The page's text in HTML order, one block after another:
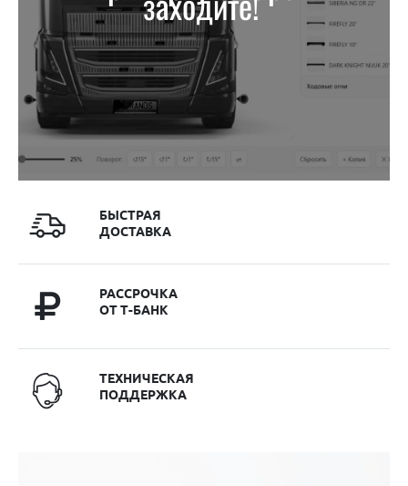
БЫСТРАЯ
ДОСТАВКА
РАССРОЧКА
ОТ Т-БАНК
ТЕХНИЧЕСКАЯ
ПОДДЕРЖКА